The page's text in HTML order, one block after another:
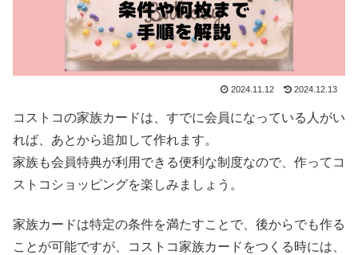
2024.11.12 2024.12.13
コストコの家族カードは、すでに会員になっている人がい
れば、あとから追加して作れます。
家族も会員特典が利用できる便利な制度なので、作ってコ
ストコショッピングを楽しみましょう。
家族カードは特定の条件を満たすことで、後からでも作る
ことが可能ですが、コストコ家族カードをつくる時には、